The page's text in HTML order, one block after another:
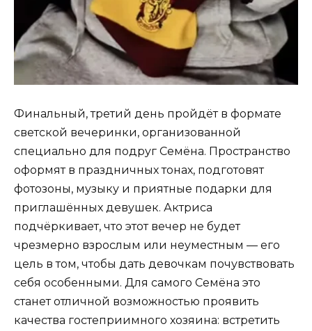
Финальный, третий день пройдёт в формате
светской вечеринки, организованной
специально для подруг Семёна. Пространство
оформят в праздничных тонах, подготовят
фотозоны, музыку и приятные подарки для
приглашённых девушек. Актриса
подчёркивает, что этот вечер не будет
чрезмерно взрослым или неуместным — его
цель в том, чтобы дать девочкам почувствовать
себя особенными. Для самого Семёна это
станет отличной возможностью проявить
качества гостеприимного хозяина: встретить